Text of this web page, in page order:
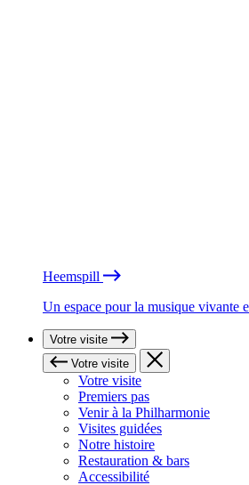
Heemspill
Un espace pour la musique vivante
Votre visite
Votre visite
Votre visite
Premiers pas
Venir à la Philharmonie
Visites guidées
Notre histoire
Restauration & bars
Accessibilité